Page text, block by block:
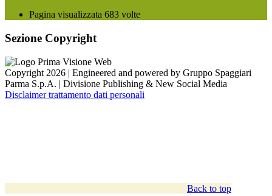
Pagina visualizzata 683 volte
Sezione Copyright
Copyright 2026 | Engineered and powered by Gruppo Spaggiari
Parma S.p.A. | Divisione Publishing & New Social Media
Disclaimer trattamento dati personali
Back to top